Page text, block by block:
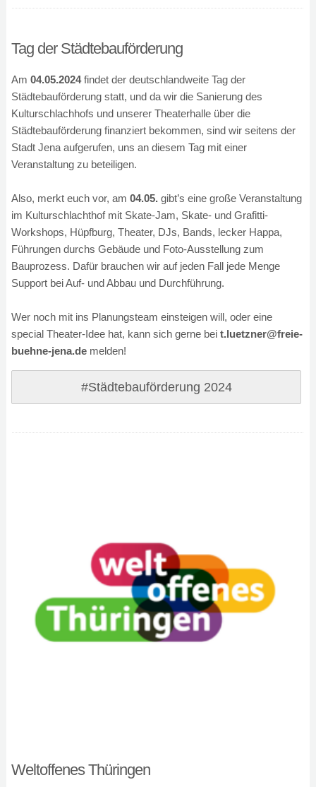
Tag der Städtebauförderung
Am 04.05.2024findet der deutschlandweite Tag der
Städtebauförderung statt, und da wir die Sanierung des
Kulturschlachhofs und unserer Theaterhalle über die
Städtebauförderung finanziert bekommen, sind wir seitens der
Stadt Jena aufgerufen, uns an diesem Tag mit einer
Veranstaltung zu beteiligen.
Also, merkt euch vor, am 04.05. gibt’s eine große Veranstaltung
im Kulturschlachthof mit Skate-Jam, Skate- und Grafitti-
Workshops, Hüpfburg, Theater, DJs, Bands, lecker Happa,
Führungen durchs Gebäude und Foto-Ausstellung zum
Bauprozess. Dafür brauchen wir auf jeden Fall jede Menge
Support bei Auf- und Abbau und Durchführung.
Wer noch mit ins Planungsteam einsteigen will, oder eine
special Theater-Idee hat, kann sich gerne bei t.luetzner@freie-
buehne-jena.de melden!
#Städtebauförderung 2024
Weltoffenes Thüringen